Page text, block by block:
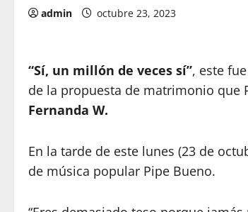
admin octubre 23, 2023
“Sí, un millón de veces sí”, este
de la propuesta de matrimonio que
Fernanda W.
En la tarde de este lunes (23 de
de música popular Pipe Bueno.